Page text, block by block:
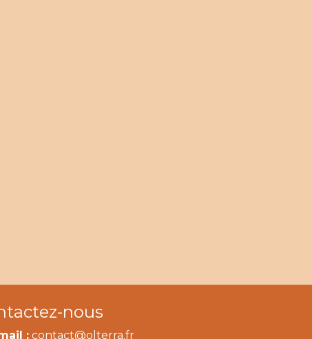
nous
: contact@olterra.fr